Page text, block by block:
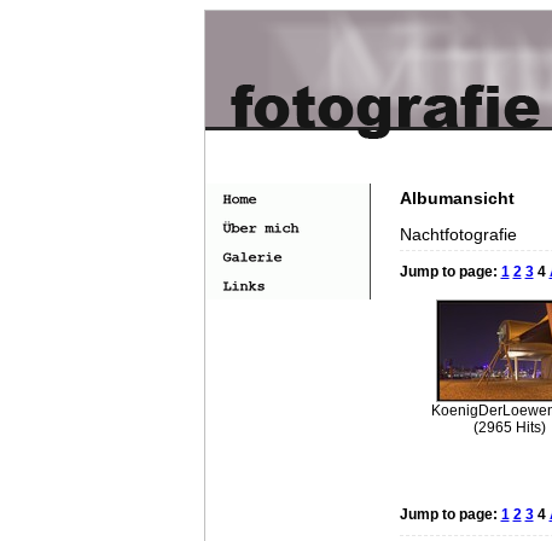
Albumansicht
Nachtfotografie
Jump to page: 1 2 34
(2965 Hits)
Jump to page: 1 2 34